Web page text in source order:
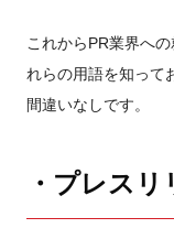
これからPR業界へ
れらの用語を知って
間違いなしです。
・プレスリ